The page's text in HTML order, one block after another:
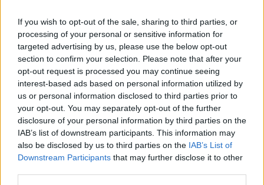
If you wish to opt-out of the sale, sharing to third parties, or
processing of your personal or sensitive information for
targeted advertising by us, please use the below opt-out
section to confirm your selection. Please note that after your
opt-out request is processed you may continue seeing
interest-based ads based on personal information utilized by
us or personal information disclosed to third parties prior to
your opt-out. You may separately opt-out of the further
disclosure of your personal information by third parties on the
IAB’s list of downstream participants. This information may
also be disclosed by us to third parties on the IAB’s List of
Downstream Participants that may further disclose it to other
VARJAS SAROLTA JUDIT:Az emberek egy
része nemigen van tisztában azzal, hogy egy
meghatározott egységár mögött milyen
felelősségrendszer húzódik meg, milyen tudás,
szakértelem, tapasztalat, pénzügyi rizikó és napi
küzdelem áll mögötte. Vajon hányan
gondolkodnak el azon, hogy egy hektár szőlő